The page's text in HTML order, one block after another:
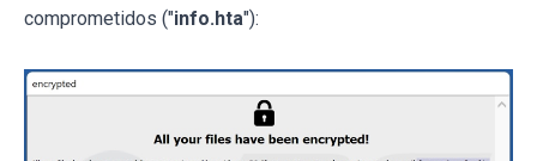
comprometidos ("info.hta"):